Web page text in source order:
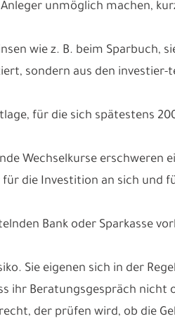
unmöglich machen,
wie z. B. beim Sparbuch,
sondern aus den investier-
für die sich spätestens
Wechselkurse erschweren
die Investition an sich und
Bank oder Sparkasse
Sie eigenen sich in der
ihr Beratungsgespräch nicht
der prüfen wird, ob die